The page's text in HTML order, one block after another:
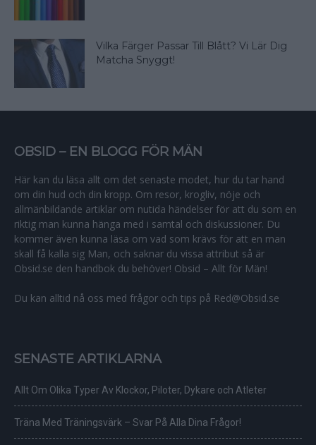
Vilka Färger Passar Till Blått? Vi Lär Dig
Matcha Snyggt!
OBSID – EN BLOGG FÖR MÄN
Här kan du läsa allt om det senaste modet, hur du tar hand
om din hud och din kropp. Om resor, krogliv, nöje och
allmänbildande artiklar om nutida händelser för att du som en
riktig man kunna hänga med i samtal och diskussioner. Du
kommer även kunna läsa om vad som krävs för att en man
skall få kalla sig Man, och saknar du vissa attribut så är
Obsid.se den handbok du behöver! Obsid – Allt för Män!
Du kan alltid nå oss med frågor och tips på Red@Obsid.se
SENASTE ARTIKLARNA
Allt Om Olika Typer Av Klockor, Piloter, Dykare och Atleter
Träna Med Träningsvärk – Svar På Alla Dina Frågor!